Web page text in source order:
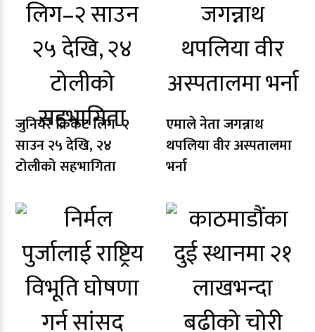
जुनियर क्रिकेट लिग–२
साउन २५ देखि, २४
टोलीको सहभागिता
एमाले नेता जगन्नाथ
थपलिया वीर अस्पतालमा
भर्ना